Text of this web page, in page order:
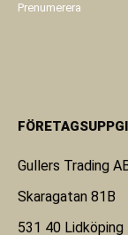
Prenumerera
Gullers Trading
Skaragatan 81B
531 40 Lidköping